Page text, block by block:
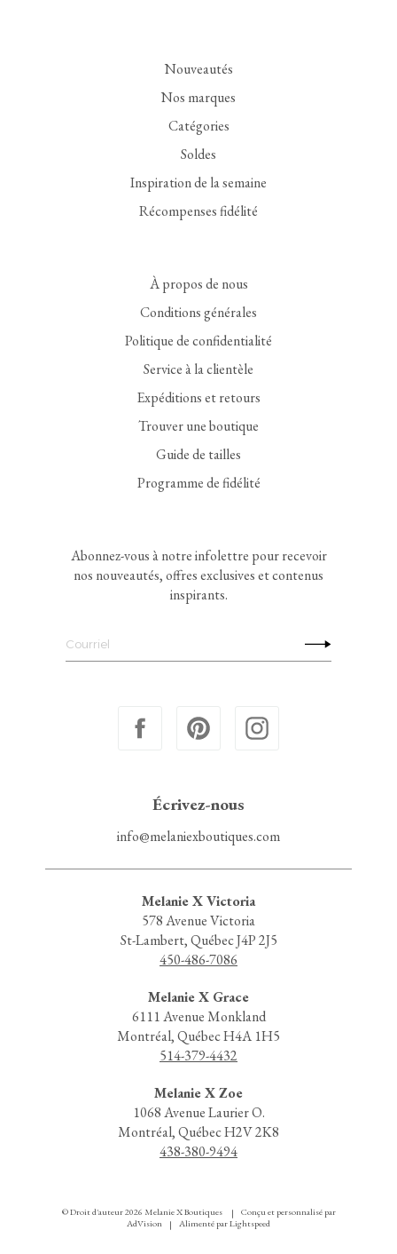
Nouveautés
Nos marques
Catégories
Soldes
Inspiration de la semaine
Récompenses fidélité
À propos de nous
Conditions générales
Politique de confidentialité
Service à la clientèle
Expéditions et retours
Trouver une boutique
Guide de tailles
Programme de fidélité
Abonnez-vous à notre infolettre pour recevoir
nos nouveautés, offres exclusives et contenus
inspirants.
Écrivez-nous
info@melaniexboutiques.com
Melanie X Victoria
578 Avenue Victoria
St-Lambert, Québec J4P 2J5
450-486-7086
Melanie X Grace
6111 Avenue Monkland
Montréal, Québec H4A 1H5
514-379-4432
Melanie X Zoe
1068 Avenue Laurier O.
Montréal, Québec H2V 2K8
438-380-9494
© Droit d'auteur 2026 Melanie X Boutiques |
Conçu et personnalisé par
AdVision
| Alimenté par Lightspeed